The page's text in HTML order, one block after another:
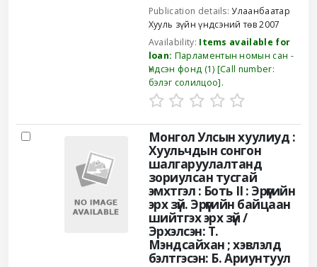
Publication details:Улаанбаатар
Хууль зүйн үндсэний төв 2007
Availability: Items available for
loan: Парламентын номын сан -
Үндсэн фонд (1) Call number:
бэлэг солилцоо .
Монгол Улсын хуулиуд :
Хуульчдын сонгон
шалгаруулалтанд
зориулсан тусгай
эмхтгэл : Боть II : Эрүүгийн
эрх зүй. Эрүүгийн байцаан
шийтгэх эрх зүй /
Эрхэлсэн: Т.
Мэндсайхан ; хэвлэлд
бэлтгэсэн: Б. Ариунтуул